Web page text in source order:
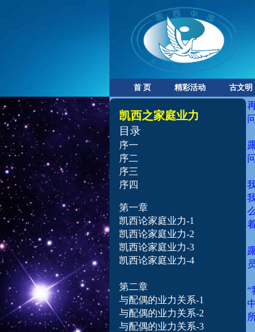
首 页 精彩活动 古文明
凯西之家庭业力
目录
序一
序二
序三
序四
第一章
凯西论家庭业力-1
凯西论家庭业力-2
凯西论家庭业力-3
凯西论家庭业力-4
第二章
与配偶的业力关系-1
与配偶的业力关系-2
与配偶的业力关系-3
“